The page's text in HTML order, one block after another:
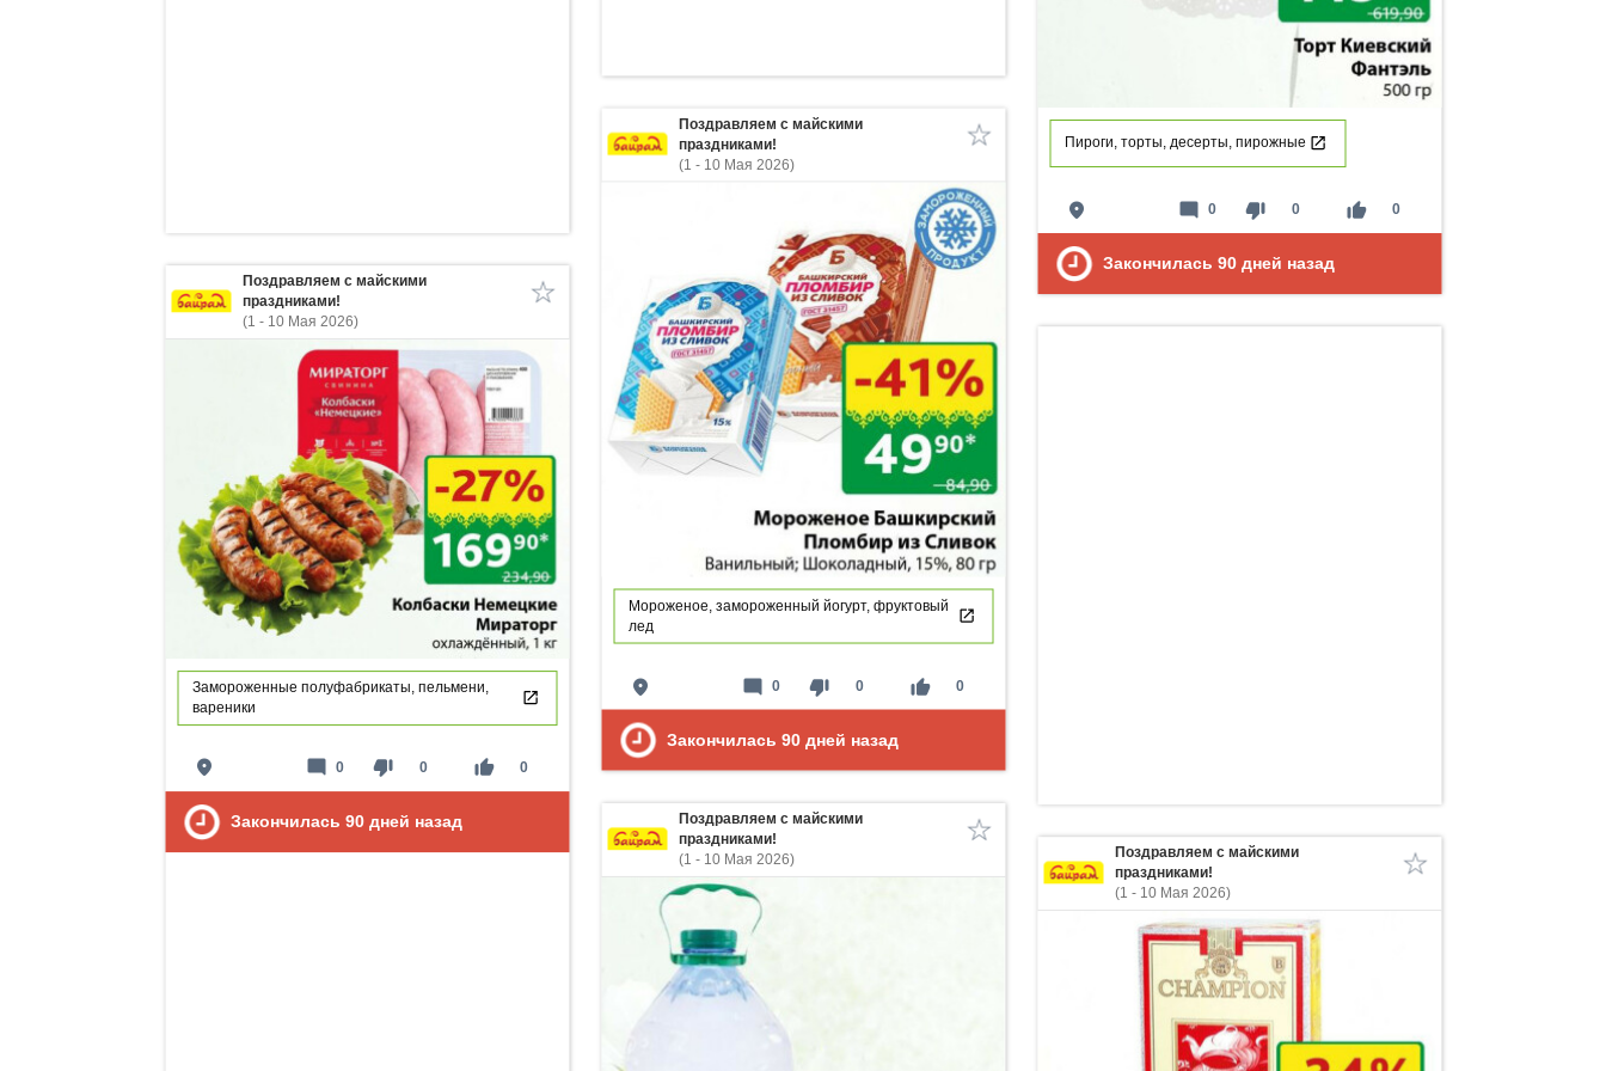
Пироги, торты, десерты, пирожные
place thumb_down 0 thumb_up 0
mode_comment 0
Закончилась 90 дней назад
Поздравляем с майскими
праздниками!
(1 - 10 Мая 2026)
Мороженое, замороженный йогурт, фруктовый
лед
place thumb_down 0 thumb_up 0
mode_comment 0
Закончилась 90 дней назад
Поздравляем с майскими
праздниками!
(1 - 10 Мая 2026)
Замороженные полуфабрикаты, пельмени,
вареники
place thumb_down 0 thumb_up 0
mode_comment 0
Закончилась 90 дней назад
Поздравляем с майскими
праздниками!
(1 - 10 Мая 2026)
Поздравляем с майскими
праздниками!
(1 - 10 Мая 2026)